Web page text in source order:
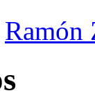
Ramón